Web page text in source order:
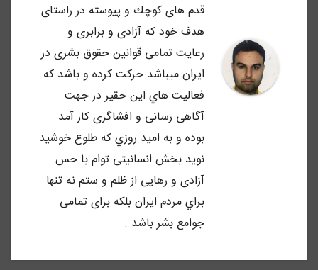
قدم هاى كوچك و پيوسته در راستاى
هدف خود كه آزادى و برابرى و
رعايت تمامى قوانين حقوق بشرى در
ايران ميباشد حركت كرده و باشد كه
فعاليت هاي اين حقير در جهت
آگاهى رسانى و افشاگرى كار آمد
بوده و به اميد روزي كه طلوع خوشيد
نويد بخش انسانيتى توام با حس
آزادى و رهايى از ظلم و ستم نه تنها
براي مردم ايران بلكه براى تمامى
جوامع بشر باشد .